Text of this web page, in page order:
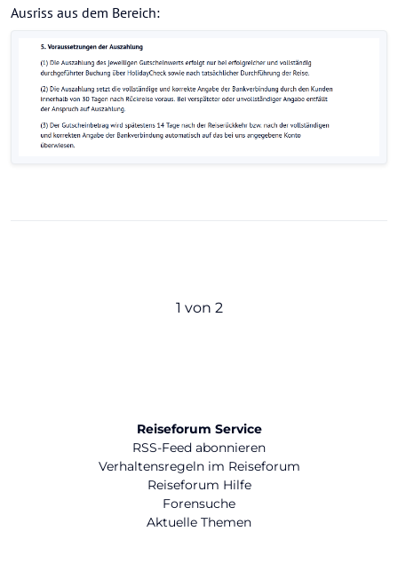
Ausriss aus dem Bereich:
1 von 2
Reiseforum Service
RSS-Feed abonnieren
Verhaltensregeln im Reiseforum
Reiseforum Hilfe
Forensuche
Aktuelle Themen